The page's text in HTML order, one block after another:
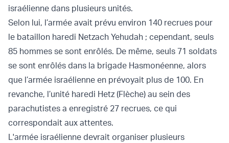
israélienne dans plusieurs unités.
Selon lui, l’armée avait prévu environ 140 recrues pour
le bataillon haredi Netzach Yehudah ; cependant, seuls
85 hommes se sont enrôlés. De même, seuls 71 soldats
se sont enrôlés dans la brigade Hasmonéenne, alors
que l’armée israélienne en prévoyait plus de 100. En
revanche, l’unité haredi Hetz (Flèche) au sein des
parachutistes a enregistré 27 recrues, ce qui
correspondait aux attentes.
L'armée israélienne devrait organiser plusieurs